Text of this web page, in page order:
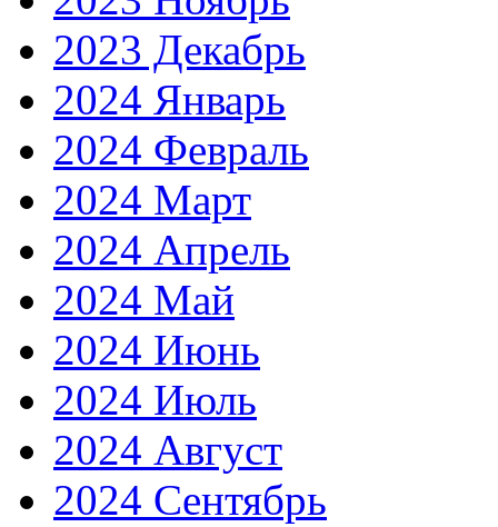
2023 Декабрь
2024 Январь
2024 Февраль
2024 Март
2024 Апрель
2024 Май
2024 Июнь
2024 Июль
2024 Август
2024 Сентябрь